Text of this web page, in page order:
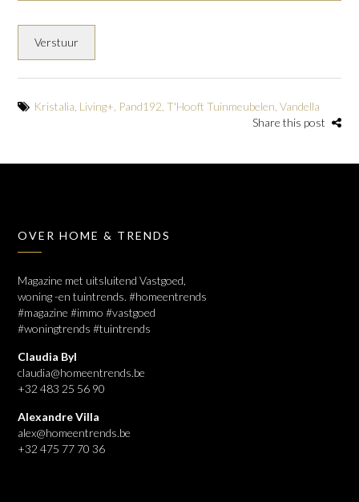
Kristalia Living+ Pand192 ,T'Hooft Tuinmeubelen ,Vandella
Share this post
OVER HOME & TRENDS
Magazine met uitsluitend Vastgoed,
woning -en tuintrends. #homeentrends
#magazine #immo #vastgoed
#woningtrends #tuintrends
Claudia Byl
claudia@homeentrends.be
+32 483 25 56 90
Alexandre Villa
alex@homeentrends.be
+32 475 77 70 36